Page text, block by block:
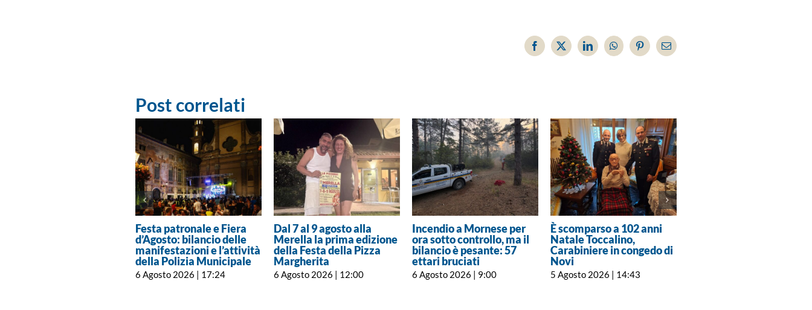
Facebook
X LinkedInWhatsAppPinterestEmail
Post correlati
Festa patronale e Fiera
d’Agosto: bilancio delle
manifestazioni e l’attività
della Polizia Municipale
6 Agosto 2026 | 17:24
Dal 7 al 9 agosto alla
Merella la prima edizione
della Festa della Pizza
Margherita
6 Agosto 2026 | 12:00
Incendio a Mornese per
ora sotto controllo, ma il
bilancio è pesante: 57
ettari bruciati
6 Agosto 2026 | 9:00
È scomparso a 102 anni
Natale Toccalino,
Carabiniere in congedo di
Novi
5 Agosto 2026 | 14:43